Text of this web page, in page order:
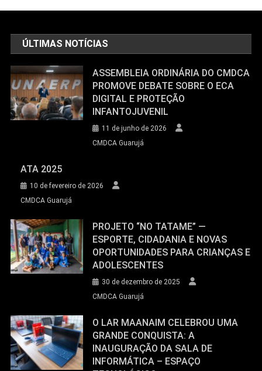
ÚLTIMAS NOTÍCIAS
ASSEMBLEIA ORDINÁRIA DO CMDCA
PROMOVE DEBATE SOBRE O ECA
DIGITAL E PROTEÇÃO
INFANTOJUVENIL
11 de junho de 2026
CMDCA Guarujá
ATA 2025
10 de fevereiro de 2026
CMDCA Guarujá
PROJETO “NO TATAME” —
ESPORTE, CIDADANIA E NOVAS
OPORTUNIDADES PARA CRIANÇAS E
ADOLESCENTES
30 de dezembro de 2025
CMDCA Guarujá
O LAR MAANAIM CELEBROU UMA
GRANDE CONQUISTA: A
INAUGURAÇÃO DA SALA DE
INFORMÁTICA – ESPAÇO